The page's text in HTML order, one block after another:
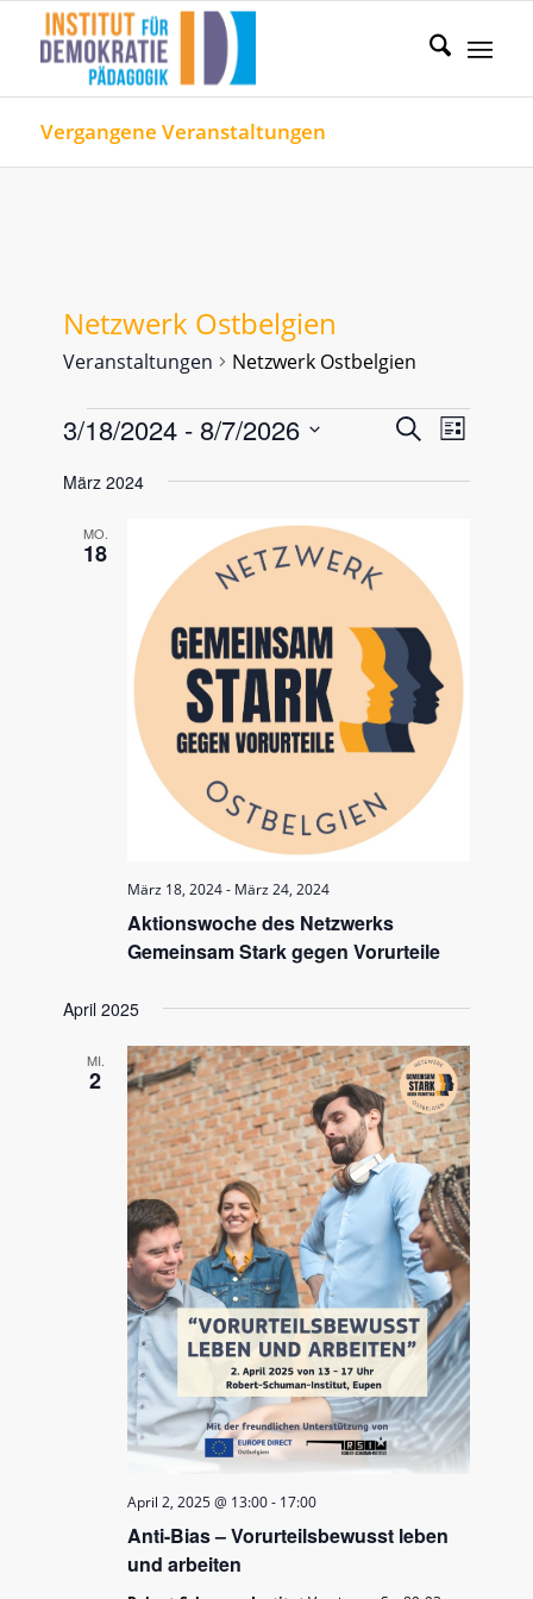
Vergangene Veranstaltungen
Netzwerk Ostbelgien
Veranstaltungen Netzwerk Ostbelgien
Veranstaltungen
und
SucheListe
3/18/2024 - 8/7/2026
wählen.
März 2024
MO.
18
Aktionswoche des Netzwerks
Gemeinsam Stark gegen Vorurteile
März 18, 2024- März 24, 2024
April 2025
MI.
2
Anti-Bias – Vorurteilsbewusst leben
und arbeiten
April 2, 2025 @ 13:00- 17:00